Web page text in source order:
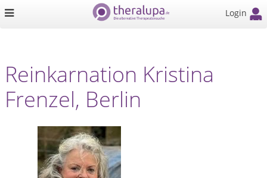
Login
Reinkarnation Kristina
Frenzel, Berlin